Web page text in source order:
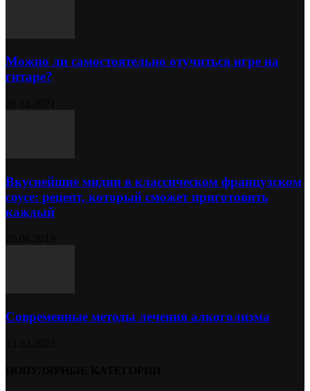
Можно ли самостоятельно отучиться игре на
гитаре?
Вкуснейшие мидии в классическом французском
соусе: рецепт, который сможет приготовить
каждый
Современные методы лечения алкоголизма